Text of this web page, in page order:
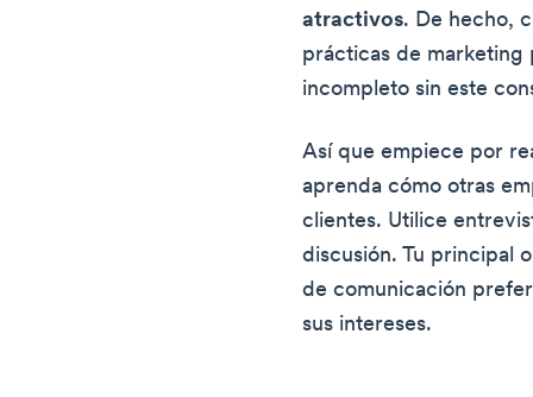
atractivos. De hecho,
prácticas de
incompleto sin este
Así que empiece por
aprenda cómo otras
clientes. Utilice
discusión. Tu principal
de comunicación
sus intereses.